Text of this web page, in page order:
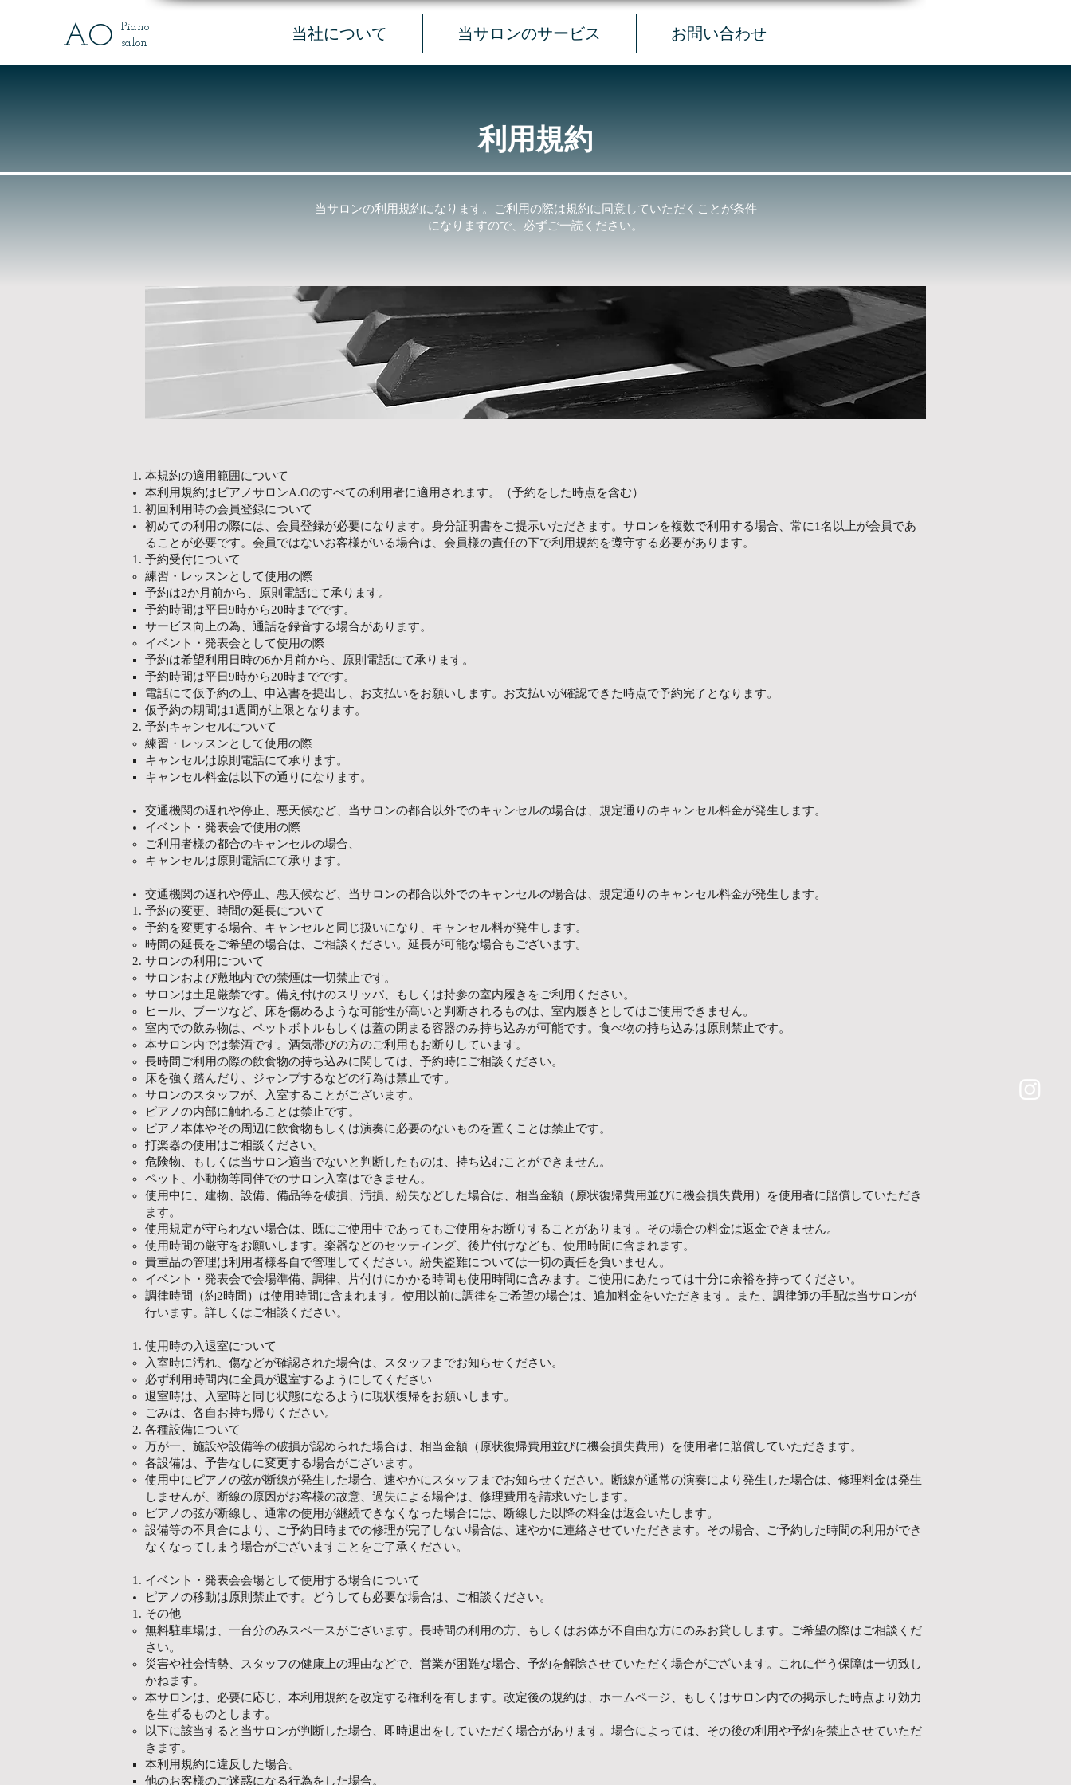
AO
Piano
salon
当社について 当サロンのサービス お問い合わせ
利用規約
当サロンの利用規約になります。ご利用の際は規約に同意していただくことが条件
になりますので、必ずご一読ください。
本規約の適用範囲について
本利用規約はピアノサロンA.Oのすべての利用者に適用されます。（予約をした時点を含む）
初回利用時の会員登録について
初めての利用の際には、会員登録が必要になります。身分証明書をご提示いただきます。サロンを複数で利用する場合、常に1名以上が会員であ
ることが必要です。会員ではないお客様がいる場合は、会員様の責任の下で利用規約を遵守する必要があります。
予約受付について
練習・レッスンとして使用の際
予約は2か月前から、原則電話にて承ります。
予約時間は平日9時から20時までです。
サービス向上の為、通話を録音する場合があります。
イベント・発表会として使用の際
予約は希望利用日時の6か月前から、原則電話にて承ります。
予約時間は平日9時から20時までです。
電話にて仮予約の上、申込書を提出し、お支払いをお願いします。お支払いが確認できた時点で予約完了となります。
仮予約の期間は1週間が上限となります。
予約キャンセルについて
練習・レッスンとして使用の際
キャンセルは原則電話にて承ります。
キャンセル料金は以下の通りになります。
交通機関の遅れや停止、悪天候など、当サロンの都合以外でのキャンセルの場合は、規定通りのキャンセル料金が発生します。
イベント・発表会で使用の際
ご利用者様の都合のキャンセルの場合、
キャンセルは原則電話にて承ります。
交通機関の遅れや停止、悪天候など、当サロンの都合以外でのキャンセルの場合は、規定通りのキャンセル料金が発生します。
予約の変更、時間の延長について
予約を変更する場合、キャンセルと同じ扱いになり、キャンセル料が発生します。
時間の延長をご希望の場合は、ご相談ください。延長が可能な場合もございます。
サロンの利用について
サロンおよび敷地内での禁煙は一切禁止です。
サロンは土足厳禁です。備え付けのスリッパ、もしくは持参の室内履きをご利用ください。
ヒール、ブーツなど、床を傷めるような可能性が高いと判断されるものは、室内履きとしてはご使用できません。
室内での飲み物は、ペットボトルもしくは蓋の閉まる容器のみ持ち込みが可能です。食べ物の持ち込みは原則禁止です。
本サロン内では禁酒です。酒気帯びの方のご利用もお断りしています。
長時間ご利用の際の飲食物の持ち込みに関しては、予約時にご相談ください。
床を強く踏んだり、ジャンプするなどの行為は禁止です。
サロンのスタッフが、入室することがございます。
ピアノの内部に触れることは禁止です。
ピアノ本体やその周辺に飲食物もしくは演奏に必要のないものを置くことは禁止です。
打楽器の使用はご相談ください。
危険物、もしくは当サロン適当でないと判断したものは、持ち込むことができません。
ペット、小動物等同伴でのサロン入室はできません。
使用中に、建物、設備、備品等を破損、汚損、紛失などした場合は、相当金額（原状復帰費用並びに機会損失費用）を使用者に賠償していただき
ます。
使用規定が守られない場合は、既にご使用中であってもご使用をお断りすることがあります。その場合の料金は返金できません。
使用時間の厳守をお願いします。楽器などのセッティング、後片付けなども、使用時間に含まれます。
貴重品の管理は利用者様各自で管理してください。紛失盗難については一切の責任を負いません。
イベント・発表会で会場準備、調律、片付けにかかる時間も使用時間に含みます。ご使用にあたっては十分に余裕を持ってください。
調律時間（約2時間）は使用時間に含まれます。使用以前に調律をご希望の場合は、追加料金をいただきます。また、調律師の手配は当サロンが
行います。詳しくはご相談ください。
使用時の入退室について
入室時に汚れ、傷などが確認された場合は、スタッフまでお知らせください。
必ず利用時間内に全員が退室するようにしてください
退室時は、入室時と同じ状態になるように現状復帰をお願いします。
ごみは、各自お持ち帰りください。
各種設備について
万が一、施設や設備等の破損が認められた場合は、相当金額（原状復帰費用並びに機会損失費用）を使用者に賠償していただきます。
各設備は、予告なしに変更する場合がございます。
使用中にピアノの弦が断線が発生した場合、速やかにスタッフまでお知らせください。断線が通常の演奏により発生した場合は、修理料金は発生
しませんが、断線の原因がお客様の故意、過失による場合は、修理費用を請求いたします。
ピアノの弦が断線し、通常の使用が継続できなくなった場合には、断線した以降の料金は返金いたします。
設備等の不具合により、ご予約日時までの修理が完了しない場合は、速やかに連絡させていただきます。その場合、ご予約した時間の利用ができ
なくなってしまう場合がございますことをご了承ください。
イベント・発表会会場として使用する場合について
ピアノの移動は原則禁止です。どうしても必要な場合は、ご相談ください。
その他
無料駐車場は、一台分のみスペースがございます。長時間の利用の方、もしくはお体が不自由な方にのみお貸しします。ご希望の際はご相談くだ
さい。
災害や社会情勢、スタッフの健康上の理由などで、営業が困難な場合、予約を解除させていただく場合がございます。これに伴う保障は一切致し
かねます。
本サロンは、必要に応じ、本利用規約を改定する権利を有します。改定後の規約は、ホームページ、もしくはサロン内での掲示した時点より効力
を生ずるものとします。
以下に該当すると当サロンが判断した場合、即時退出をしていただく場合があります。場合によっては、その後の利用や予約を禁止させていただ
きます。
本利用規約に違反した場合。
他のお客様のご迷惑になる行為をした場合。